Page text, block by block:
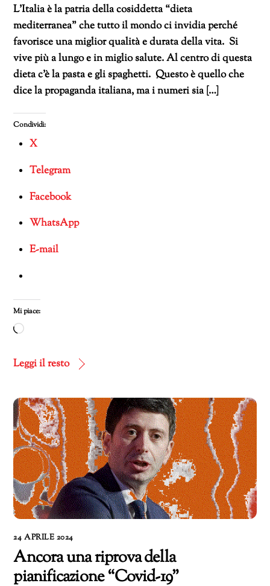
L’Italia è la patria della cosiddetta “dieta
mediterranea” che tutto il mondo ci invidia perché
favorisce una miglior qualità e durata della vita. Si
vive più a lungo e in miglio salute. Al centro di questa
dieta c’è la pasta e gli spaghetti. Questo è quello che
dice la propaganda italiana, ma i numeri sia […]
Condividi:
X
Telegram
Facebook
WhatsApp
E-mail
Mi piace:
Caricamento
corso…
Leggi il resto
24 APRILE 2024
Ancora una riprova della
pianificazione “Covid-19”